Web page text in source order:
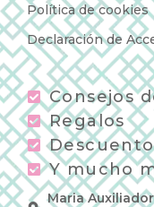
Política de cookies
Declaración de
Consejos
Regalos
Y mucho
Maria